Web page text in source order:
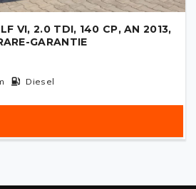
VI, 2.0 TDI, 140 CP, AN 2013,
GARANTIE
Diesel